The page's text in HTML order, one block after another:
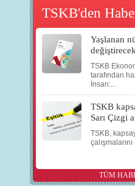
TSKB'den
Yaşlanan
TSKB
tarafından
İnsan:...
TSKB
Sarı Çizgi
TSKB,
TÜM